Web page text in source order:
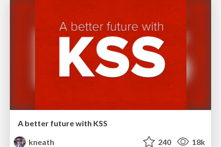
A better future with KSS
kneath
240 18k